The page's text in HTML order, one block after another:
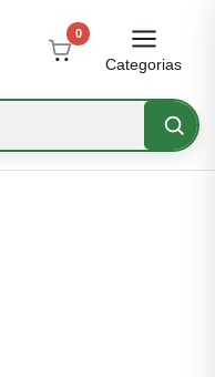
0
Categorias